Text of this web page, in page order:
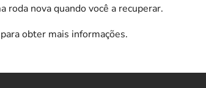
roda nova quando você a recuperar.
obter mais informações.